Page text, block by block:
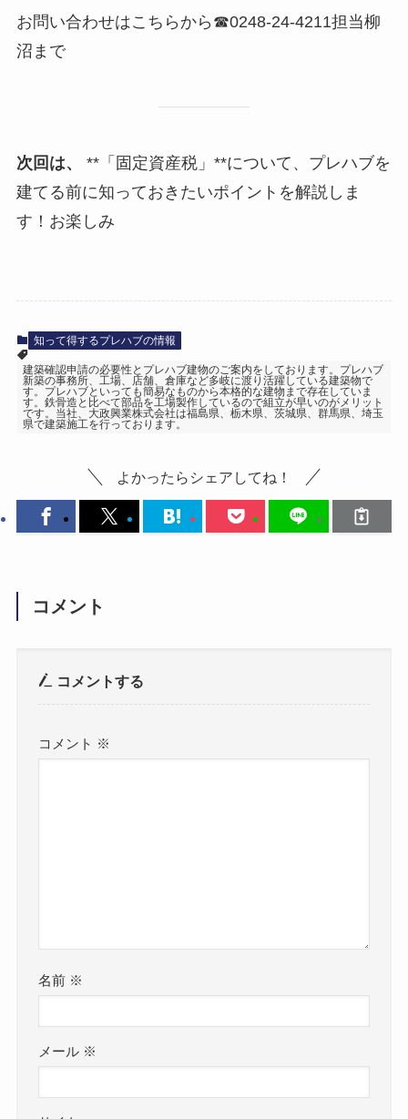
お問い合わせはこちらから☎0248-24-4211担当柳
沼まで
次回は、
**「固定資産税」**について、プレハブを
建てる前に知っておきたいポイントを解説しま
す！お楽しみ
知って得するプレハブの情報
建築確認申請の必要性とプレハブ建物のご案内をしております。プレハブ
新築の事務所、工場、店舗、倉庫など多岐に渡り活躍している建築物で
す。プレハブといっても簡易なものから本格的な建物まで存在していま
す。鉄骨造と比べて部品を工場製作しているので組立が早いのがメリット
です。当社、大政興業株式会社は福島県、栃木県、茨城県、群馬県、埼玉
県で建築施工を行っております。
よかったらシェアしてね！
コメント
コメントする
コメント ※
名前 ※
メール ※